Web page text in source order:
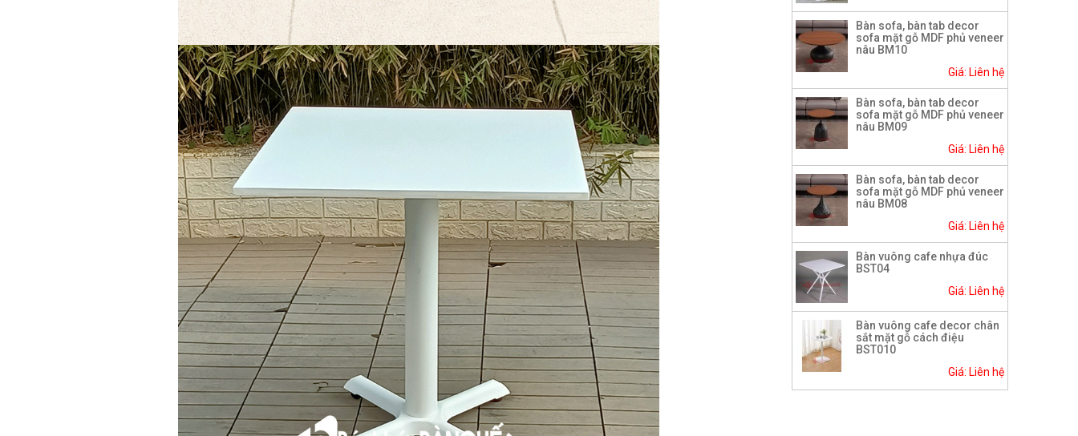
Bàn sofa, bàn tab decor
sofa mặt gỗ MDF phủ veneer
nâu BM10
Giá: Liên hệ
Bàn sofa, bàn tab decor
sofa mặt gỗ MDF phủ veneer
nâu BM09
Giá: Liên hệ
Bàn sofa, bàn tab decor
sofa mặt gỗ MDF phủ veneer
nâu BM08
Giá: Liên hệ
Bàn vuông cafe nhựa đúc
BST04
Giá: Liên hệ
Bàn vuông cafe decor chân
sắt mặt gỗ cách điệu
BST010
Giá: Liên hệ